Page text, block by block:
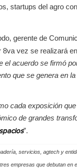
startups del agro
gerente de
vez se realizará
el acuerdo se firmó
que se genera en
cada exposición
de grandes
”.
servicios, agtech y
empresas que debutan en